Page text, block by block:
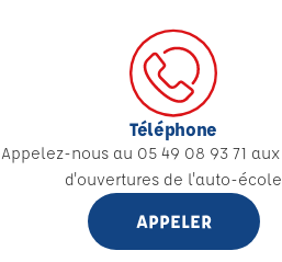
Téléphone
Appelez-nous au 05 49 08 93 71 aux
d'ouvertures de l'auto-école
APPELER